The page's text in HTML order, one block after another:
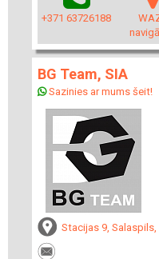
+371 63726188
BG Team, SIA
Sazinies ar mums šeit!
Stacijas 9, Salaspils,